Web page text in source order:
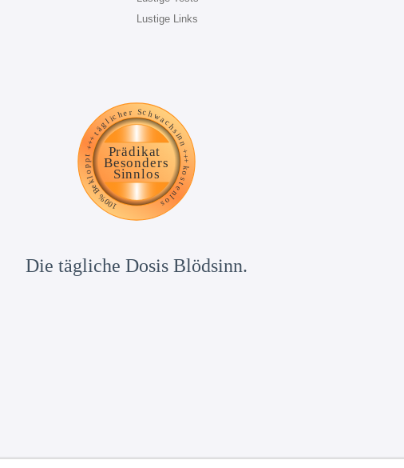
Lustige Links
Die tägliche Dosis Blödsinn.